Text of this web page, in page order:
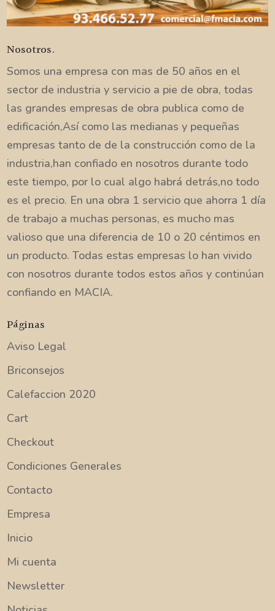
Nosotros.
Somos una empresa con mas de 50 años en el
sector de industria y servicio a pie de obra, todas
las grandes empresas de obra publica como de
edificación,Así como las medianas y pequeñas
empresas tanto de de la construcción como de la
industria,han confiado en nosotros durante todo
este tiempo, por lo cual algo habrá detrás,no todo
es el precio. En una obra 1 servicio que ahorra 1 día
de trabajo a muchas personas, es mucho mas
valioso que una diferencia de 10 o 20 céntimos en
un producto. Todas estas empresas lo han vivido
con nosotros durante todos estos años y continúan
confiando en MACIA.
Páginas
Aviso Legal
Briconsejos
Calefaccion 2020
Cart
Checkout
Condiciones Generales
Contacto
Empresa
Inicio
Mi cuenta
Newsletter